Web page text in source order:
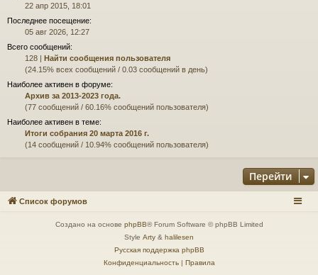
22 апр 2015, 18:01
Последнее посещение:
05 авг 2026, 12:27
Всего сообщений:
128 |
Найти сообщения пользователя
(24.15% всех сообщений / 0.03 сообщений в день)
Наиболее активен в форуме:
Архив за 2013-2023 года.
(77 сообщений / 60.16% сообщений пользователя)
Наиболее активен в теме:
Итоги собрания 20 марта 2016 г.
(14 сообщений / 10.94% сообщений пользователя)
Перейти
Список форумов
Создано на основе phpBB® Forum Software © phpBB Limited
Style Arty & halilesen
Русская поддержка phpBB
Конфиденциальность| Правила